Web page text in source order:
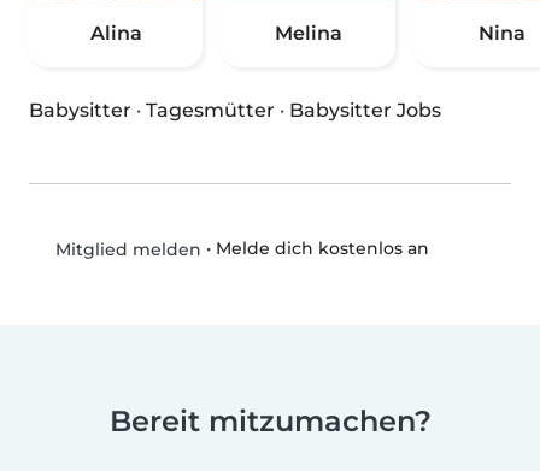
Alina Melina Nina
Babysitter · Tagesmütter · Babysitter Jobs
Mitglied melden • Melde dich kostenlos an
Bereit mitzumachen?